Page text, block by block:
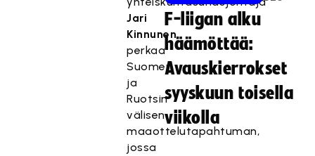
Jari
Kinnunen
perkaa
Suomen
ja
Ruotsin
välisen
maaottelutapahtuman,
jossa
F-liigan alku
häämöttää:
Avauskierrokset
syyskuun toisella
viikolla